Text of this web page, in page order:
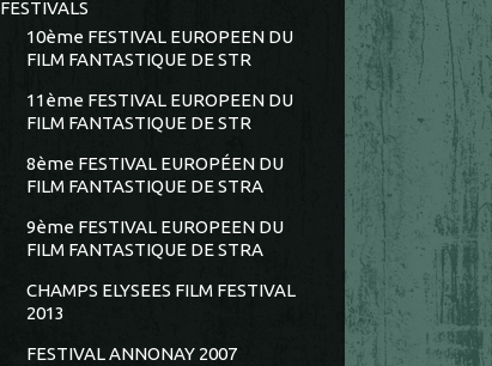
FESTIVALS
10ème FESTIVAL EUROPEEN DU
FILM FANTASTIQUE DE STR
11ème FESTIVAL EUROPEEN DU
FILM FANTASTIQUE DE STR
8ème FESTIVAL EUROPÉEN DU
FILM FANTASTIQUE DE STRA
9ème FESTIVAL EUROPEEN DU
FILM FANTASTIQUE DE STRA
CHAMPS ELYSEES FILM FESTIVAL
2013
FESTIVAL ANNONAY 2007